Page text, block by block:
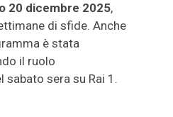
20 dicembre 2025,
di sfide. Anche
è stata
il ruolo
sabato sera su Rai 1.